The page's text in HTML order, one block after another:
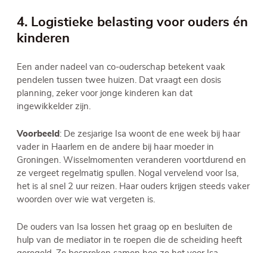
4. Logistieke belasting voor ouders én
kinderen
Een ander nadeel van co-ouderschap betekent vaak
pendelen tussen twee huizen. Dat vraagt een dosis
planning, zeker voor jonge kinderen kan dat
ingewikkelder zijn.
Voorbeeld : De zesjarige Isa woont de ene week bij haar
vader in Haarlem en de andere bij haar moeder in
Groningen. Wisselmomenten veranderen voortdurend en
ze vergeet regelmatig spullen. Nogal vervelend voor Isa,
het is al snel 2 uur reizen. Haar ouders krijgen steeds vaker
woorden over wie wat vergeten is.
De ouders van Isa lossen het graag op en besluiten de
hulp van de mediator in te roepen die de scheiding heeft